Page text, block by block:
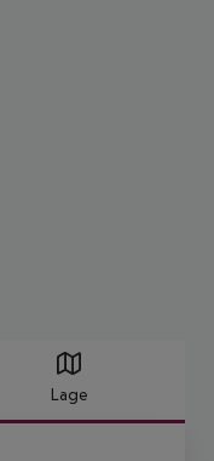
Lage